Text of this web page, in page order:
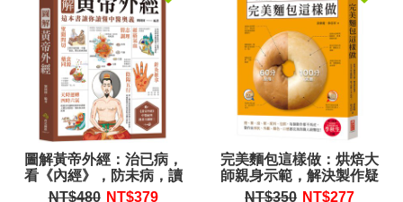
圖解黃帝外經：治已病，
看《內經》，防未病，讀
《外經》，這本書讓你讀
NT$480 NT$379
完美麵包這樣做：烘焙大
師親身示範，解決製作疑
惑，2000張步驟圖解，
NT$350 NT$277